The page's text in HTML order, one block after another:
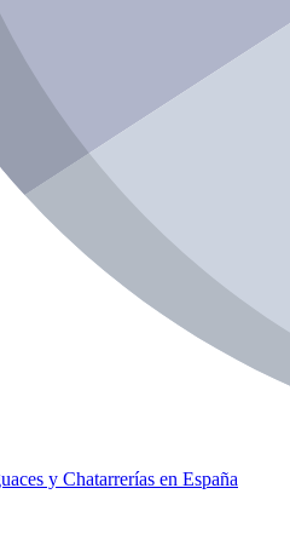
y Chatarrerías en España